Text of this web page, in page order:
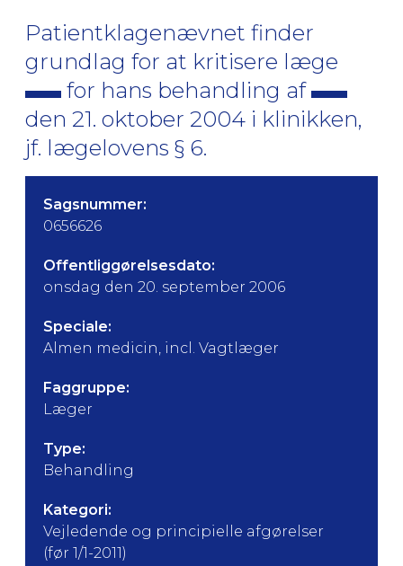
Patientklagenævnet finder
grundlag for at kritisere læge
for hans behandling af
den 21. oktober 2004 i klinikken,
jf. lægelovens § 6.
Sagsnummer:
0656626
Offentliggørelsesdato:
onsdag den 20. september 2006
Speciale:
Almen medicin, incl. Vagtlæger
Faggruppe:
Læger
Type:
Behandling
Kategori:
Vejledende og principielle afgørelser
(før 1/1-2011)